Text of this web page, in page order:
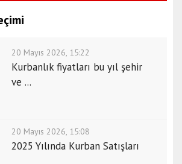
20 Mayıs 2026, 15:22
Kurbanlık fiyatları bu yıl şehir
ve ...
20 Mayıs 2026, 15:08
2025 Yılında Kurban Satışları